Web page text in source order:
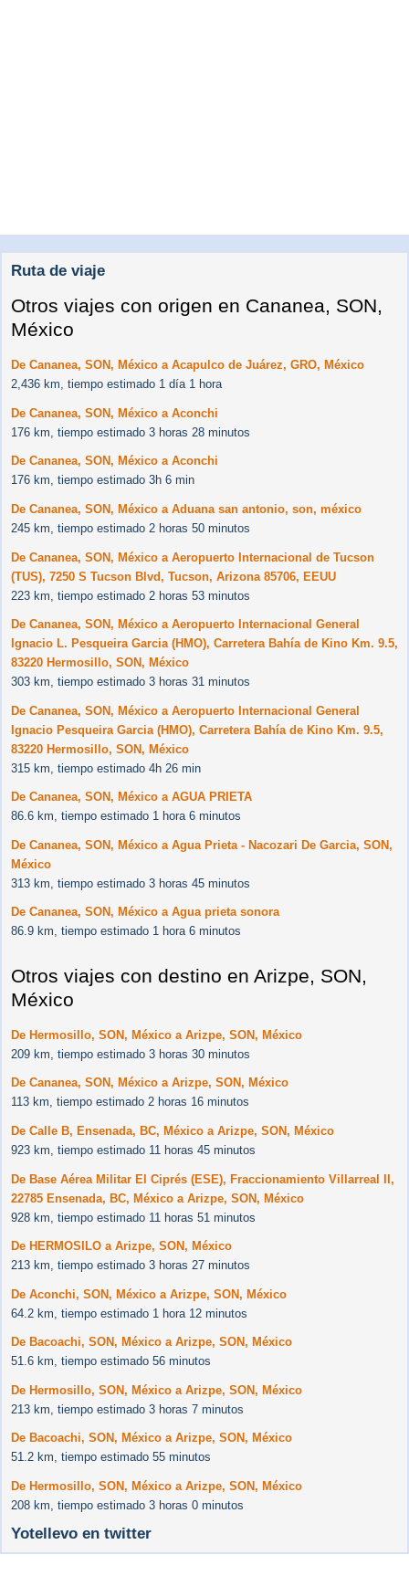
Ruta de viaje
Otros viajes con origen en Cananea, SON,
México
De Cananea, SON, México a Acapulco de Juárez, GRO, México
2,436 km, tiempo estimado 1 día 1 hora
De Cananea, SON, México a Aconchi
176 km, tiempo estimado 3 horas 28 minutos
De Cananea, SON, México a Aconchi
176 km, tiempo estimado 3h 6 min
De Cananea, SON, México a Aduana san antonio, son, méxico
245 km, tiempo estimado 2 horas 50 minutos
De Cananea, SON, México a Aeropuerto Internacional de Tucson
(TUS), 7250 S Tucson Blvd, Tucson, Arizona 85706, EEUU
223 km, tiempo estimado 2 horas 53 minutos
De Cananea, SON, México a Aeropuerto Internacional General
Ignacio L. Pesqueira Garcia (HMO), Carretera Bahía de Kino Km. 9.5,
83220 Hermosillo, SON, México
303 km, tiempo estimado 3 horas 31 minutos
De Cananea, SON, México a Aeropuerto Internacional General
Ignacio Pesqueira Garcia (HMO), Carretera Bahía de Kino Km. 9.5,
83220 Hermosillo, SON, México
315 km, tiempo estimado 4h 26 min
De Cananea, SON, México a AGUA PRIETA
86.6 km, tiempo estimado 1 hora 6 minutos
De Cananea, SON, México a Agua Prieta - Nacozari De Garcia, SON,
México
313 km, tiempo estimado 3 horas 45 minutos
De Cananea, SON, México a Agua prieta sonora
86.9 km, tiempo estimado 1 hora 6 minutos
Otros viajes con destino en Arizpe, SON,
México
De Hermosillo, SON, México a Arizpe, SON, México
209 km, tiempo estimado 3 horas 30 minutos
De Cananea, SON, México a Arizpe, SON, México
113 km, tiempo estimado 2 horas 16 minutos
De Calle B, Ensenada, BC, México a Arizpe, SON, México
923 km, tiempo estimado 11 horas 45 minutos
De Base Aérea Militar El Ciprés (ESE), Fraccionamiento Villarreal II,
22785 Ensenada, BC, México a Arizpe, SON, México
928 km, tiempo estimado 11 horas 51 minutos
De HERMOSILO a Arizpe, SON, México
213 km, tiempo estimado 3 horas 27 minutos
De Aconchi, SON, México a Arizpe, SON, México
64.2 km, tiempo estimado 1 hora 12 minutos
De Bacoachi, SON, México a Arizpe, SON, México
51.6 km, tiempo estimado 56 minutos
De Hermosillo, SON, México a Arizpe, SON, México
213 km, tiempo estimado 3 horas 7 minutos
De Bacoachi, SON, México a Arizpe, SON, México
51.2 km, tiempo estimado 55 minutos
De Hermosillo, SON, México a Arizpe, SON, México
208 km, tiempo estimado 3 horas 0 minutos
Yotellevo en twitter